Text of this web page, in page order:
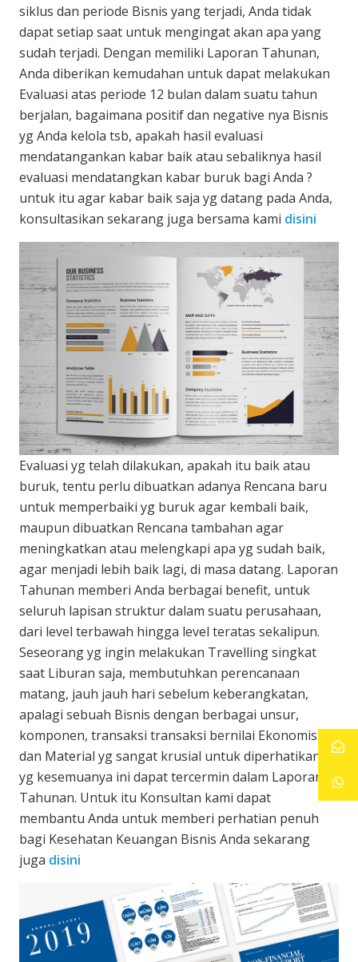
siklus dan periode Bisnis yang terjadi, Anda tidak
dapat setiap saat untuk mengingat akan apa yang
sudah terjadi. Dengan memiliki Laporan Tahunan,
Anda diberikan kemudahan untuk dapat melakukan
Evaluasi atas periode 12 bulan dalam suatu tahun
berjalan, bagaimana positif dan negative nya Bisnis
yg Anda kelola tsb, apakah hasil evaluasi
mendatangankan kabar baik atau sebaliknya hasil
evaluasi mendatangkan kabar buruk bagi Anda ?
untuk itu agar kabar baik saja yg datang pada Anda,
konsultasikan sekarang juga bersama kami disini
Evaluasi yg telah dilakukan, apakah itu baik atau
buruk, tentu perlu dibuatkan adanya Rencana baru
untuk memperbaiki yg buruk agar kembali baik,
maupun dibuatkan Rencana tambahan agar
meningkatkan atau melengkapi apa yg sudah baik,
agar menjadi lebih baik lagi, di masa datang. Laporan
Tahunan memberi Anda berbagai benefit, untuk
seluruh lapisan struktur dalam suatu perusahaan,
dari level terbawah hingga level teratas sekalipun.
Seseorang yg ingin melakukan Travelling singkat
saat Liburan saja, membutuhkan perencanaan
matang, jauh jauh hari sebelum keberangkatan,
apalagi sebuah Bisnis dengan berbagai unsur,
komponen, transaksi transaksi bernilai Ekonomis
dan Material yg sangat krusial untuk diperhatikan,
yg kesemuanya ini dapat tercermin dalam Laporan
Tahunan. Untuk itu Konsultan kami dapat
membantu Anda untuk memberi perhatian penuh
bagi Kesehatan Keuangan Bisnis Anda sekarang
juga disini